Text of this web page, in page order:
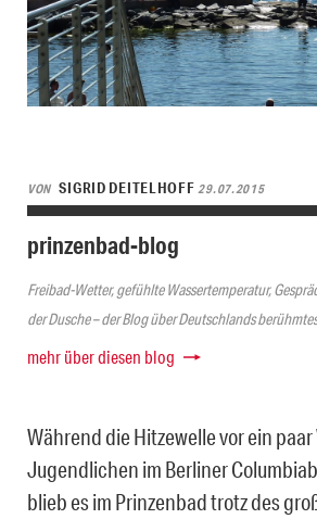
VON SIGRID DEITELHOFF29.07.2015
prinzenbad-blog
Freibad-Wetter, gefühlte Wassertemperatur,
der Dusche – der Blog über Deutschlands
mehr über diesen blog
Während die Hitzewelle vor ein
Jugendlichen im Berliner
blieb es im Prinzenbad trotz des